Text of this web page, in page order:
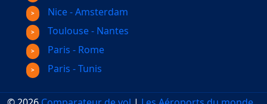
Nice - Amsterdam
Toulouse - Nantes
Paris - Rome
Paris - Tunis